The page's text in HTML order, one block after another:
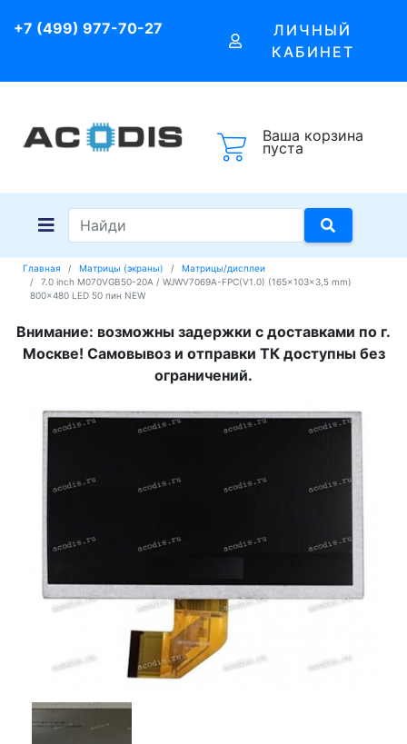
+7 (499) 977-70-27
ЛИЧНЫЙ
КАБИНЕТ
Ваша корзина
пуста
Главная Матрицы (экраны)
Матрицы/дисплеи
7.0 inch M070VGB50-20A / WJWV7069A-FPC(V1.0) (165x103x3,5 mm)
800x480 LED 50 пин NEW
Внимание: возможны задержки с доставками по г.
Москве! Самовывоз и отправки ТК доступны без
ограничений.